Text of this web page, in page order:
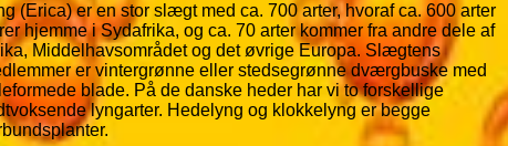
(Erica) er en stor slægt med ca. 700 arter, hvoraf ca. 600 arter
hjemme i Sydafrika, og ca. 70 arter kommer fra andre dele af
Middelhavsområdet og det øvrige Europa. Slægtens
er vintergrønne eller stedsegrønne dværgbuske med
blade. På de danske heder har vi to forskellige
lyngarter. Hedelyng og klokkelyng er begge